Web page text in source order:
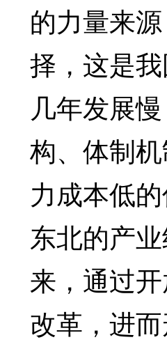
的力量来
择，这是
几年发展
构、体制
力成本低
东北的产
来，通过
改革，进